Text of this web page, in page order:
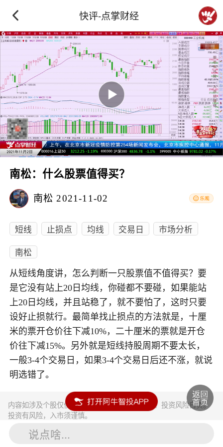
快评-点掌财经
南松：什么股票值得买？
南松 2021-11-02
短线 止损点 均线 交易日
市场分析
南松
从短线角度讲，怎么判断一只股票值不值得买？要
是它没有站上20日均线，你碰都不要碰，如果能站
上20日均线，并且站稳了，就不要怕了，这时只要
设好止损就行。最简单找止损点的方法就是，十厘
米的票开仓价往下减10%，二十厘米的票就是开仓
价往下减15%。另外就是短线持股周期不要太长，
一般3-4个交易日，如果3-4个交易日后还不涨，就说
明选错了。
内容如涉及个股仅供参考，不构成任何投资建议！投资风险自负。
投资有风险，入市须谨慎。
说点啥...